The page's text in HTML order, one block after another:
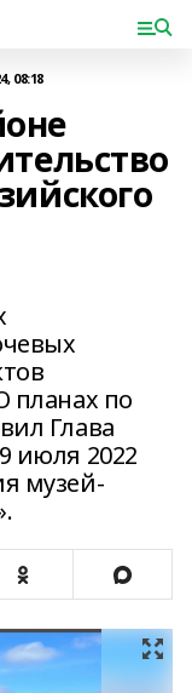
08:18
планах по
Глава
июля 2022
музей-